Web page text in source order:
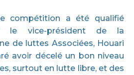
compétition a été qualifié
le vice-président de la
de luttes Associées, Houari
avoir décelé un bon niveau
surtout en lutte libre, et des